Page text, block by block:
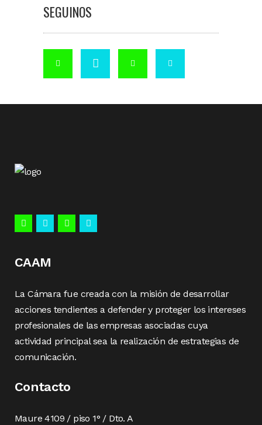
SEGUINOS
CAAM
La Cámara fue creada con la misión de desarrollar
acciones tendientes a defender y proteger los intereses
profesionales de las empresas asociadas cuya
actividad principal sea la realización de estrategias de
comunicación.
Contacto
Maure 4109 / piso 1° / Dto. A